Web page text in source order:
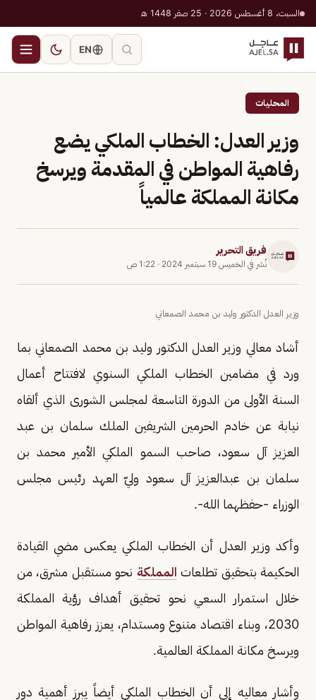
السبت، 8 أغسطس 2026 · 25 صفر 1448 هـ
EN
المحليات
وزير العدل: الخطاب الملكي يضع
رفاهية المواطن في المقدمة ويرسخ
مكانة المملكة عالمياً
فريق التحرير
نُشر في الخميس 19 سبتمبر 2024 · 1:22 ص
وزير العدل الدكتور وليد بن محمد الصمعاني
أشاد معالي وزير العدل الدكتور وليد بن محمد الصمعاني بما
ورد في مضامين الخطاب الملكي السنوي لافتتاح أعمال
السنة الأولى من الدورة التاسعة لمجلس الشورى الذي ألقاه
نيابة عن خادم الحرمين الشريفين الملك سلمان بن عبد
العزيز آل سعود، صاحب السمو الملكي الأمير محمد بن
سلمان بن عبدالعزيز آل سعود وليّ العهد رئيس مجلس
الوزراء -حفظهما الله-.
وأكد وزير العدل أن الخطاب الملكي يعكس مضي القيادة
الحكيمة بتحقيق تطلعات المملكة نحو مستقبل مشرق، من
خلال استمرار السعي نحو تحقيق أهداف رؤية المملكة
2030، وبناء اقتصاد متنوع ومستدام، يعزز رفاهية المواطن
ويرسخ مكانة المملكة العالمية.
وأشار معاليه إلى أن الخطاب الملكي أيضاً يبرز أهمية دور